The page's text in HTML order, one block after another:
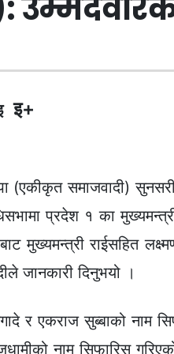
इ+
(एकीकृत समाजवादी)
प्रदेश १ का
मुख्यमन्त्री राईसहित
जानकारी दिनुभयो ।
र एकराज सुब्बाको नाम
नाम सिफारिस